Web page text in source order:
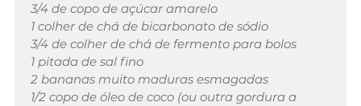
3/4 de copo de açúcar amarelo
1 colher de chá de bicarbonato de sódio
3/4 de colher de chá de fermento para bolos
1 pitada de sal fino
2 bananas muito maduras esmagadas
1/2 copo de óleo de coco (ou outra gordura a